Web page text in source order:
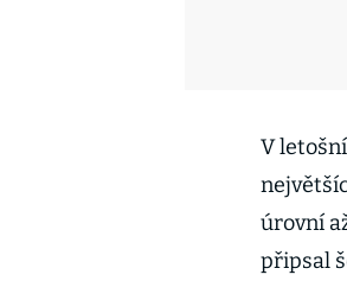
V
úrovní
připsal